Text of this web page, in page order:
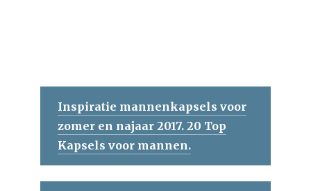
Inspiratie mannenkapsels voor
zomer en najaar 2017. 20 Top
Kapsels voor mannen.